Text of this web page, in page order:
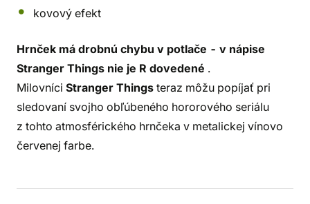
kovový efekt
Hrnček má drobnú chybu v potlače - v nápise
Stranger Things nie je R dovedené .
Milovníci Stranger Things teraz môžu popíjať pri
sledovaní svojho obľúbeného hororového seriálu
z tohto atmosférického hrnčeka v metalickej vínovo
červenej farbe.